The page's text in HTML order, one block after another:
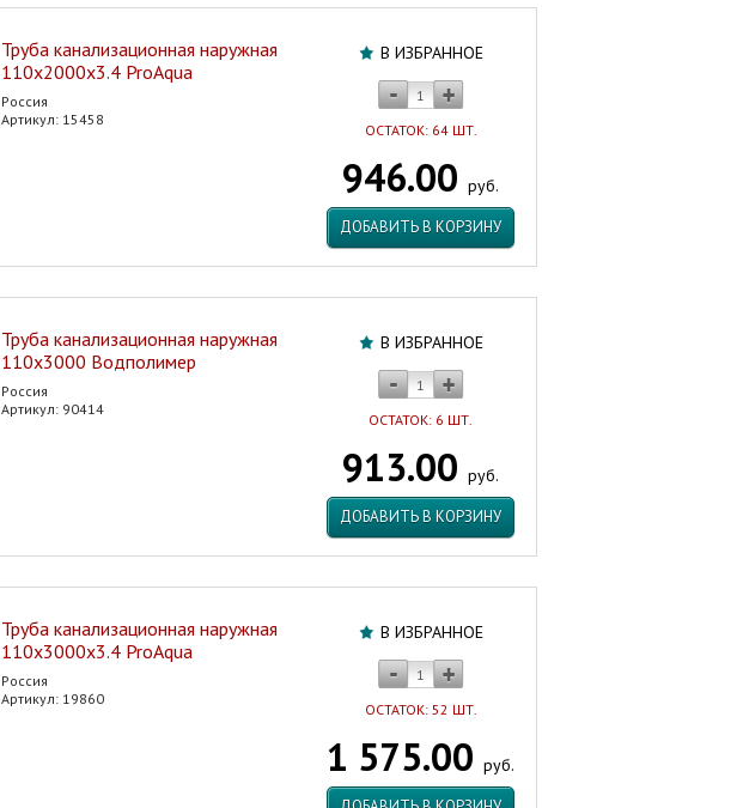
В ИЗБРАННОЕ
ОСТАТОК: 64 ШТ.
946.00 руб.
ДОБАВИТЬ В КОРЗИНУ
Труба канализационная наружная
110х2000х3.4 ProAqua
Россия
Артикул: 15458
В ИЗБРАННОЕ
ОСТАТОК: 6 ШТ.
913.00 руб.
ДОБАВИТЬ В КОРЗИНУ
Труба канализационная наружная
110х3000 Водполимер
Россия
Артикул: 90414
В ИЗБРАННОЕ
ОСТАТОК: 52 ШТ.
1 575.00 руб.
Труба канализационная наружная
110х3000х3.4 ProAqua
Россия
Артикул: 19860